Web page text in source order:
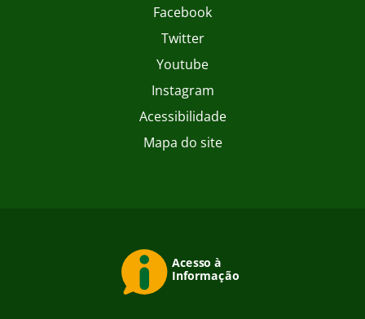
Facebook
Twitter
Youtube
Instagram
Acessibilidade
Mapa do site